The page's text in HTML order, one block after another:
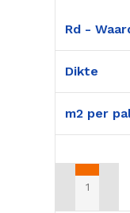
Rd -
Dikte
m2 per